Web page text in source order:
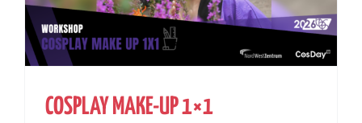
COSPLAY MAKE-UP 1×1